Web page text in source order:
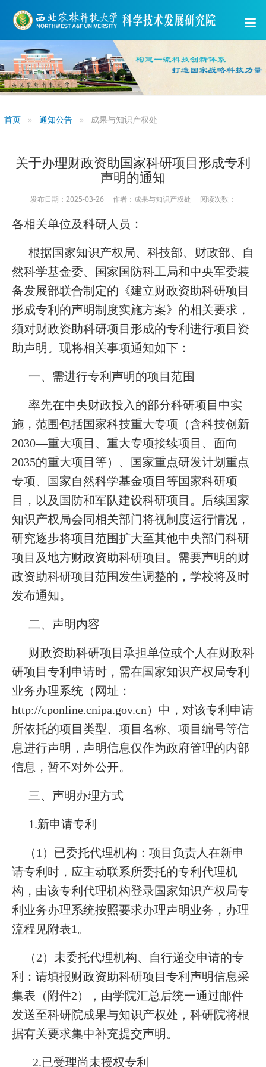
首页 通知公告 成果与知识产权处
关于办理财政资助国家科研项目形成专利
声明的通知
发布日期：2025-03-26 作者：成果与知识产权处 阅读次数：
各相关单位及科研人员：
根据国家知识产权局、科技部、财政部、自
然科学基金委、国家国防科工局和中央军委装
备发展部联合制定的《建立财政资助科研项目
形成专利的声明制度实施方案》的相关要求，
须对财政资助科研项目形成的专利进行项目资
助声明。现将相关事项通知如下：
一、需进行专利声明的项目范围
率先在中央财政投入的部分科研项目中实
施，范围包括国家科技重大专项（含科技创新
2030—重大项目、重大专项接续项目、面向
2035的重大项目等）、国家重点研发计划重点
专项、国家自然科学基金项目等国家科研项
目，以及国防和军队建设科研项目。后续国家
知识产权局会同相关部门将视制度运行情况，
研究逐步将项目范围扩大至其他中央部门科研
项目及地方财政资助科研项目。需要声明的财
政资助科研项目范围发生调整的，学校将及时
发布通知。
二、声明内容
财政资助科研项目承担单位或个人在财政科
研项目专利申请时，需在国家知识产权局专利
业务办理系统（网址：
http://cponline.cnipa.gov.cn）中，对该专利申请
所依托的项目类型、项目名称、项目编号等信
息进行声明，声明信息仅作为政府管理的内部
信息，暂不对外公开。
三、声明办理方式
1.新申请专利
（1）已委托代理机构：项目负责人在新申
请专利时，应主动联系所委托的专利代理机
构，由该专利代理机构登录国家知识产权局专
利业务办理系统按照要求办理声明业务，办理
流程见附表1。
（2）未委托代理机构、自行递交申请的专
利：请填报财政资助科研项目专利声明信息采
集表（附件2），由学院汇总后统一通过邮件
发送至科研院成果与知识产权处，科研院将根
据有关要求集中补充提交声明。
2.已受理尚未授权专利